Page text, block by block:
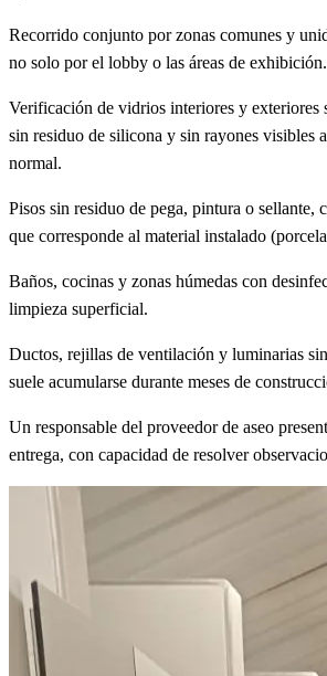
Recorrido conjunto por zonas comunes y
no solo por el lobby o las áreas de exhibición.
Verificación de vidrios interiores y exteriores
sin residuo de silicona y sin rayones visibles
normal.
Pisos sin residuo de pega, pintura o sellante,
que corresponde al material instalado
Baños, cocinas y zonas húmedas con
limpieza superficial.
Ductos, rejillas de ventilación y luminarias
suele acumularse durante meses de
Un responsable del proveedor de aseo
entrega, con capacidad de resolver